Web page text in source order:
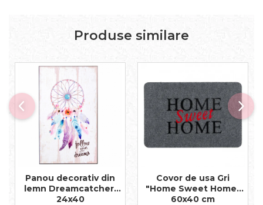
Produse similare
Panou decorativ din
lemn Dreamcatcher.
24x40
Covor de usa Gri
"Home Sweet Home"
60x40 cm